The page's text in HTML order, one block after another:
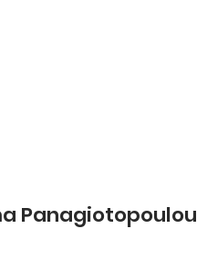
Panagiotopoulou